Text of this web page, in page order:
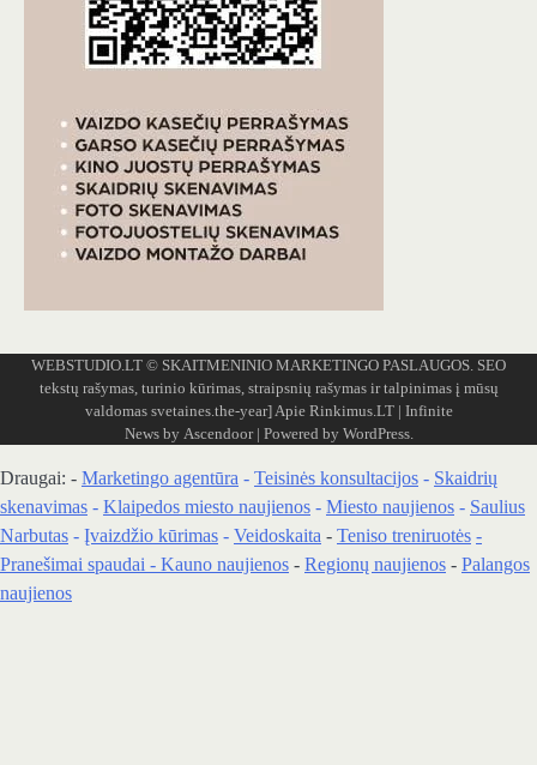
WEBSTUDIO.LT © SKAITMENINIO MARKETINGO PASLAUGOS. SEO
tekstų rašymas, turinio kūrimas, straipsnių rašymas ir talpinimas į mūsų
valdomas svetaines.the-year] Apie Rinkimus.LT| Infinite
News by Ascendoor| Powered by WordPress.
Draugai: - Marketingo agentūra - Teisinės konsultacijos - Skaidrių
skenavimas - Klaipedos miesto naujienos - Miesto naujienos - Saulius
Narbutas - Įvaizdžio kūrimas - Veidoskaita - Teniso treniruotės -
Pranešimai spaudai - Kauno naujienos - Regionų naujienos - Palangos
naujienos